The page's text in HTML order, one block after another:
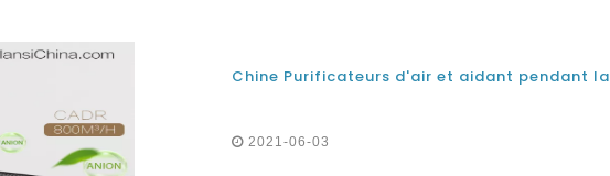
2021-06-03